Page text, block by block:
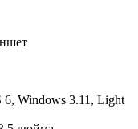
6, Windows 3.11, Light